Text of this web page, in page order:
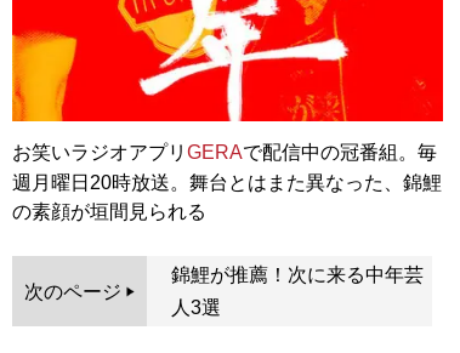
お笑いラジオアプリ GERAで配信中の冠番組。毎
週月曜日20時放送。舞台とはまた異なった、錦鯉
の素顔が垣間見られる
次のページ
錦鯉が推薦！次に来る中年芸
人3選